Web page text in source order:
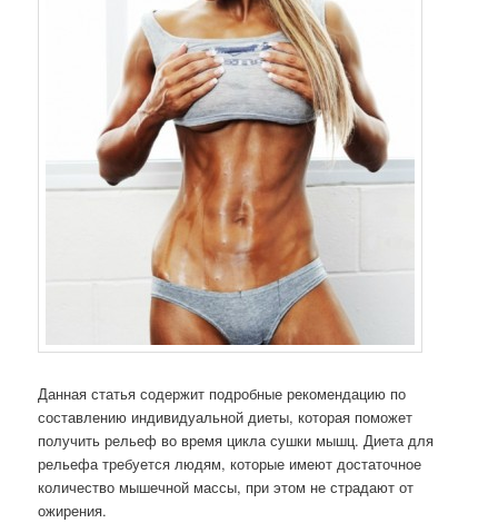
Данная статья содержит подробные рекомендацию по
составлению индивидуальной диеты, которая поможет
получить рельеф во время цикла сушки мышц. Диета для
рельефа требуется людям, которые имеют достаточное
количество мышечной массы, при этом не страдают от
ожирения.